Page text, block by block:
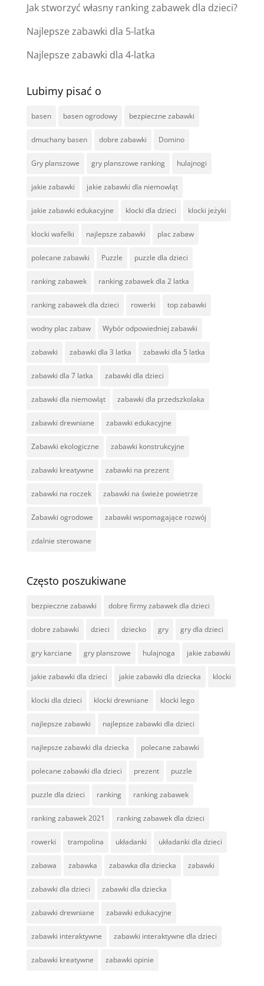
Jak stworzyć własny ranking zabawek dla dzieci?
Najlepsze zabawki dla 5-latka
Najlepsze zabawki dla 4-latka
Lubimy pisać o
basen basen ogrodowy bezpieczne zabawki
dmuchany basen dobre zabawki Domino
Gry planszowe gry planszowe ranking hulajnogi
jakie zabawki jakie zabawki dla niemowląt
jakie zabawki edukacyjne klocki dla dzieci klocki jeżyki
klocki wafelki najlepsze zabawki plac zabaw
polecane zabawki Puzzle puzzle dla dzieci
ranking zabawek ranking zabawek dla 2 latka
ranking zabawek dla dzieci rowerki top zabawki
wodny plac zabaw Wybór odpowiedniej zabawki
zabawki zabawki dla 3 latka zabawki dla 5 latka
zabawki dla 7 latka zabawki dla dzieci
zabawki dla niemowląt zabawki dla przedszkolaka
zabawki drewniane zabawki edukacyjne
Zabawki ekologiczne zabawki konstrukcyjne
zabawki kreatywne zabawki na prezent
zabawki na roczek zabawki na świeże powietrze
Zabawki ogrodowe zabawki wspomagające rozwój
zdalnie sterowane
Często poszukiwane
bezpieczne zabawki dobre firmy zabawek dla dzieci
dobre zabawki dzieci dziecko gry gry dla dzieci
gry karciane gry planszowe hulajnoga jakie zabawki
jakie zabawki dla dzieci jakie zabawki dla dziecka klocki
klocki dla dzieci klocki drewniane klocki lego
najlepsze zabawki najlepsze zabawki dla dzieci
najlepsze zabawki dla dziecka polecane zabawki
polecane zabawki dla dzieci prezent puzzle
puzzle dla dzieci ranking ranking zabawek
ranking zabawek 2021 ranking zabawek dla dzieci
rowerki trampolina układanki układanki dla dzieci
zabawa zabawka zabawka dla dziecka zabawki
zabawki dla dzieci zabawki dla dziecka
zabawki drewniane zabawki edukacyjne
zabawki interaktywne zabawki interaktywne dla dzieci
zabawki kreatywne zabawki opinie